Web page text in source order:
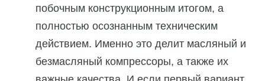
побочным конструкционным итогом, а
полностью осознанным техническим
действием. Именно это делит масляный и
безмасляный компрессоры, а также их